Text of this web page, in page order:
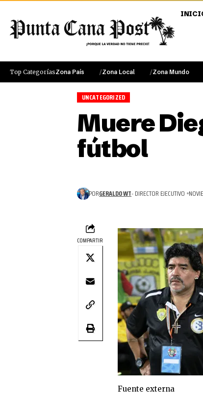
Top CategoríasZona País Zona Local Zona Mundo
UNCATEGORIZED
Muere
fútbol
PORGERALDO WT- DIRECTOR EJECUTIVO
COMPARTIR
Fuente externa